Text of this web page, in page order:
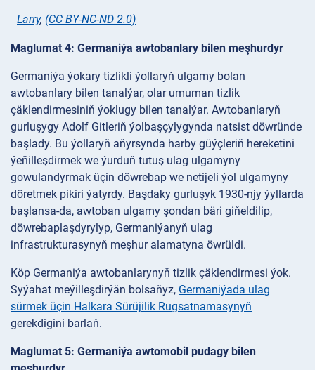
Larry, (CC BY-NC-ND 2.0)
Maglumat 4: Germaniýa awtobanlary bilen meşhurdyr
Germaniýa ýokary tizlikli ýollaryň ulgamy bolan
awtobanlary bilen tanalýar, olar umuman tizlik
çäklendirmesiniň ýoklugy bilen tanalýar. Awtobanlaryň
gurluşygy Adolf Gitleriň ýolbaşçylygynda natsist döwründe
başlady. Bu ýollaryň aňyrsynda harby güýçleriň hereketini
ýeňilleşdirmek we ýurduň tutuş ulag ulgamyny
gowulandyrmak üçin döwrebap we netijeli ýol ulgamyny
döretmek pikiri ýatyrdy. Başdaky gurluşyk 1930-njy ýyllarda
başlansa-da, awtoban ulgamy şondan bäri giňeldilip,
döwrebaplaşdyrylyp, Germaniýanyň ulag
infrastrukturasynyň meşhur alamatyna öwrüldi.
Köp Germaniýa awtobanlarynyň tizlik çäklendirmesi ýok.
Syýahat meýilleşdirýän bolsaňyz, Germaniýada ulag
sürmek üçin Halkara Sürüjilik Rugsatnamasynyň
gerekdigini barlaň.
Maglumat 5: Germaniýa awtomobil pudagy bilen